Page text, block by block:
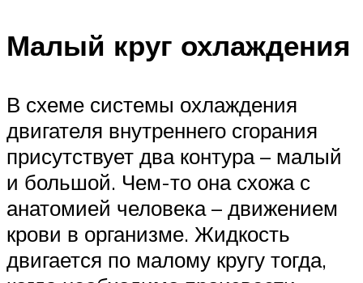
Малый круг охлаждения
В схеме системы охлаждения
двигателя внутреннего сгорания
присутствует два контура – малый
и большой. Чем-то она схожа с
анатомией человека – движением
крови в организме. Жидкость
двигается по малому кругу тогда,